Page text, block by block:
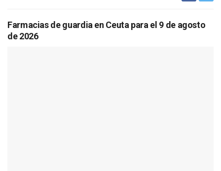
Farmacias de guardia en Ceuta para el 9 de agosto
de 2026